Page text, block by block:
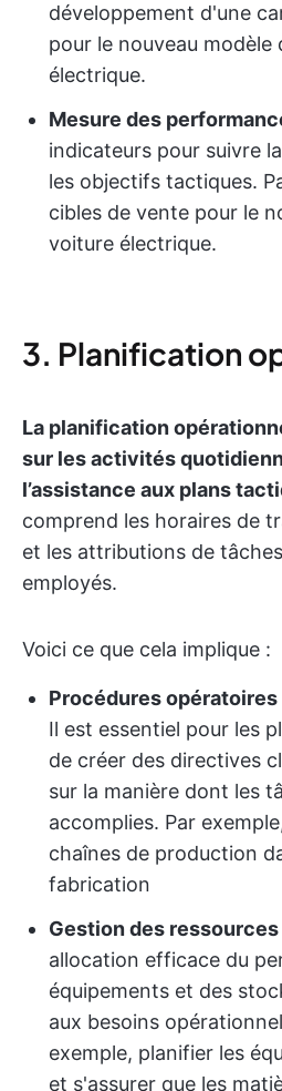
développement d'une
pour le nouveau modèle
électrique.
Mesure des
indicateurs pour suivre
les objectifs tactiques.
cibles de vente pour le
voiture électrique.
3. Planification
La planification
sur les activités
l’assistance aux plans
comprend les horaires de
et les attributions de
employés.
Voici ce que cela implique :
Procédures opératoires
Il est essentiel pour les
de créer des directives
sur la manière dont les
accomplies. Par
chaînes de production
fabrication
Gestion des ressources
allocation efficace du
équipements et des
aux besoins
exemple, planifier les
et s'assurer que les